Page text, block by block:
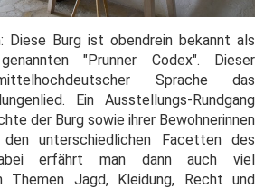
Diese Burg ist obendrein bekannt als
"Prunner Codex". Dieser
Sprache das
Ein Ausstellungs-Rundgang
der Burg sowie ihrer Bewohnerinnen
unterschiedlichen Facetten des
erfährt man dann auch viel
Themen Jagd, Kleidung, Recht und